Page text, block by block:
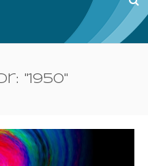
"1950"